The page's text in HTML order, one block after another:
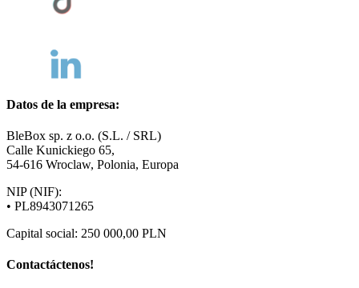
Datos de la empresa:
BleBox sp. z o.o. (S.L. / SRL)
Calle Kunickiego 65,
54-616 Wroclaw, Polonia, Europa
NIP (NIF):
• PL8943071265
Capital social: 250 000,00 PLN
Contactáctenos!